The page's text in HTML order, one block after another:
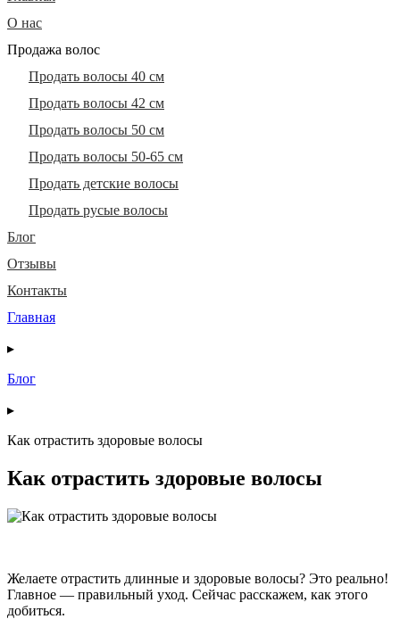
О нас
Продажа волос
Продать волосы 40 см
Продать волосы 42 см
Продать волосы 50 см
Продать волосы 50-65 см
Продать детские волосы
Продать русые волосы
Блог
Отзывы
Контакты
Главная
▸
Блог
▸
Как отрастить здоровые волосы
Как отрастить здоровые волосы
Желаете отрастить длинные и здоровые волосы? Это реально!
Главное — правильный уход. Сейчас расскажем, как этого
добиться.